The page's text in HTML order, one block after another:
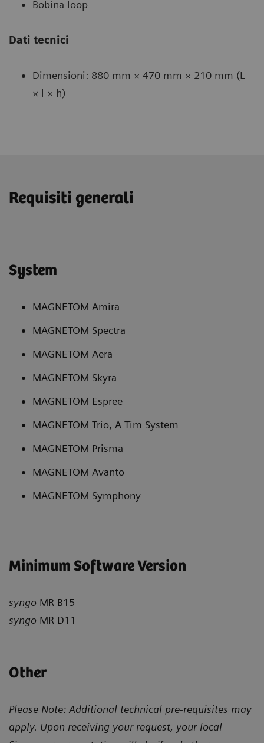
Bobina loop
Dati tecnici
Dimensioni: 880 mm × 470 mm × 210 mm (L
× l × h)
Requisiti generali
System
MAGNETOM Amira
MAGNETOM Spectra
MAGNETOM Aera
MAGNETOM Skyra
MAGNETOM Espree
MAGNETOM Trio, A Tim System
MAGNETOM Prisma
MAGNETOM Avanto
MAGNETOM Symphony
Minimum Software Version
syngo MR B15
syngo MR D11
Other
Please Note: Additional technical pre-requisites may
apply. Upon receiving your request, your local